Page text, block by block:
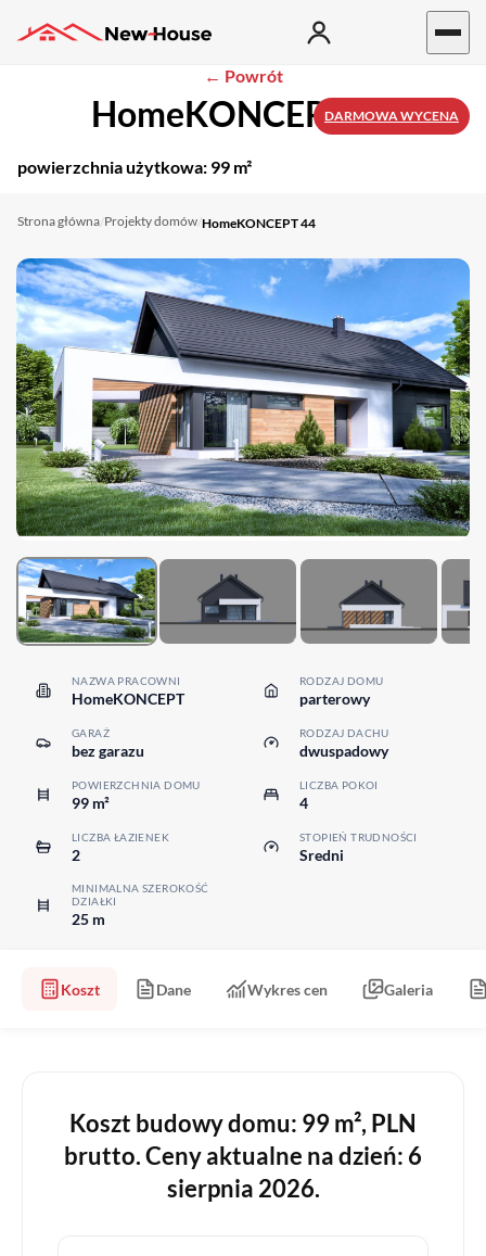
← Powrót
HomeKONCEPT 44
powierzchnia użytkowa: 99 m²
Strona główna/Projekty domów/HomeKONCEPT 44
NAZWA PRACOWNI
HomeKONCEPT
RODZAJ DOMU
parterowy
GARAŻ
bez garazu
RODZAJ DACHU
dwuspadowy
POWIERZCHNIA DOMU
99 m²
LICZBA POKOI
4
LICZBA ŁAZIENEK
2
STOPIEŃ TRUDNOŚCI
Sredni
MINIMALNA SZEROKOŚĆ
DZIAŁKI
25 m
Koszt Dane Wykres cen Galeria
Koszt budowy domu: 99 m², PLN
brutto. Ceny aktualne na dzień: 6
sierpnia 2026.
DARMOWA WYCENA